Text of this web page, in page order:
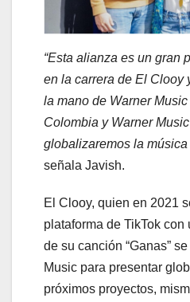
“Esta alianza es un gran
en la carrera de El Clooy
la mano de Warner
Colombia y Warner
globalizaremos la música
señala Javish.
El Clooy, quien en 2021
plataforma de TikTok
de su canción “Ganas”
Music para presentar
próximos proyectos,